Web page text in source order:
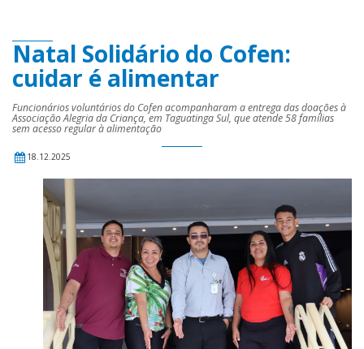
Natal Solidário do Cofen:
cuidar é alimentar
Funcionários voluntários do Cofen acompanharam a entrega das doações à
Associação Alegria da Criança, em Taguatinga Sul, que atende 58 famílias
sem acesso regular à alimentação
18.12.2025